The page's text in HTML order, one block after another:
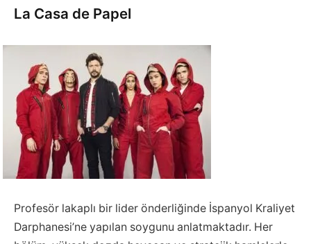
La Casa de Papel
Profesör lakaplı bir lider önderliğinde İspanyol Kraliyet
Darphanesi’ne yapılan soygunu anlatmaktadır. Her